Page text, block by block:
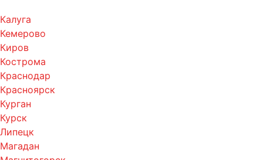
Калуга
Кемерово
Киров
Кострома
Краснодар
Красноярск
Курган
Курск
Липецк
Магадан